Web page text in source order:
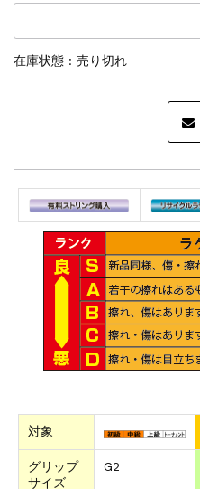
在庫状態 : 売り切れ
対象
グリップ
サイズ
G2